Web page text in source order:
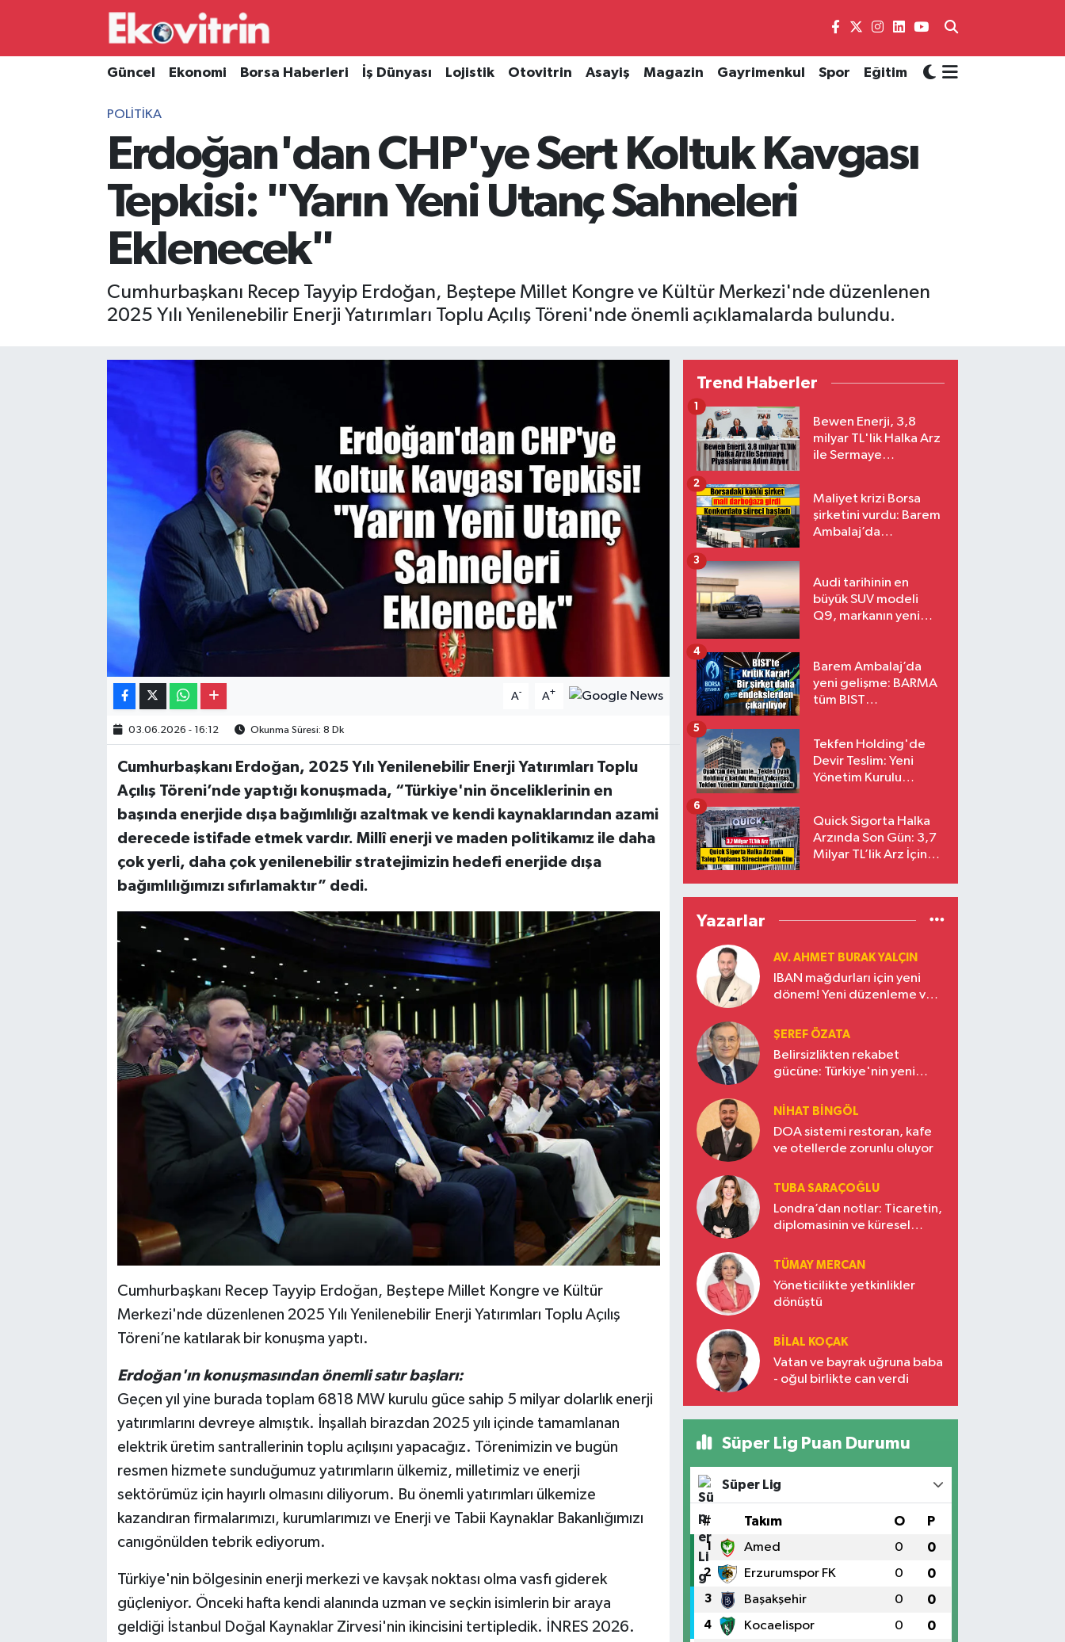
Güncel Ekonomi Borsa Haberleri İş Dünyası Lojistik Otovitrin Asayiş Magazin Gayrimenkul Spor Eğitim
POLITIKA
Erdoğan'dan CHP'ye Sert Koltuk Kavgası
Tepkisi: "Yarın Yeni Utanç Sahneleri
Eklenecek"
Cumhurbaşkanı Recep Tayyip Erdoğan, Beştepe Millet Kongre ve Kültür Merkezi'nde düzenlenen
2025 Yılı Yenilenebilir Enerji Yatırımları Toplu Açılış Töreni'nde önemli açıklamalarda bulundu.
A- A+
03.06.2026 - 16:12 Okunma Süresi: 8 Dk
Cumhurbaşkanı Erdoğan, 2025 Yılı Yenilenebilir Enerji Yatırımları Toplu
Açılış Töreni’nde yaptığı konuşmada, “Türkiye'nin önceliklerinin en
başında enerjide dışa bağımlılığı azaltmak ve kendi kaynaklarından azami
derecede istifade etmek vardır. Millî enerji ve maden politikamız ile daha
çok yerli, daha çok yenilenebilir stratejimizin hedefi enerjide dışa
bağımlılığımızı sıfırlamaktır” dedi.
Cumhurbaşkanı Recep Tayyip Erdoğan, Beştepe Millet Kongre ve Kültür
Merkezi'nde düzenlenen 2025 Yılı Yenilenebilir Enerji Yatırımları Toplu Açılış
Töreni’ne katılarak bir konuşma yaptı.
Erdoğan'ın konuşmasından önemli satır başları:
Geçen yıl yine burada toplam 6818 MW kurulu güce sahip 5 milyar dolarlık enerji
yatırımlarını devreye almıştık. İnşallah birazdan 2025 yılı içinde tamamlanan
elektrik üretim santrallerinin toplu açılışını yapacağız. Törenimizin ve bugün
resmen hizmete sunduğumuz yatırımların ülkemiz, milletimiz ve enerji
sektörümüz için hayırlı olmasını diliyorum. Bu önemli yatırımları ülkemize
kazandıran firmalarımızı, kurumlarımızı ve Enerji ve Tabii Kaynaklar Bakanlığımızı
canıgönülden tebrik ediyorum.
Türkiye'nin bölgesinin enerji merkezi ve kavşak noktası olma vasfı giderek
güçleniyor. Önceki hafta kendi alanında uzman ve seçkin isimlerin bir araya
geldiği İstanbul Doğal Kaynaklar Zirvesi'nin ikincisini tertipledik. İNRES 2026.
Trend Haberler
Bewen Enerji, 3,8
milyar TL'lik Halka Arz
ile Sermaye
1
Maliyet krizi Borsa
şirketini vurdu: Barem
Ambalaj’da
2
Audi tarihinin en
büyük SUV modeli
Q9, markanın yeni
3
Barem Ambalaj’da
yeni gelişme: BARMA
tüm BIST
4
Tekfen Holding'de
Devir Teslim: Yeni
Yönetim Kurulu
5
Quick Sigorta Halka
Arzında Son Gün: 3,7
Milyar TL’lik Arz İçin
Eriyor
6
Yazarlar
AV. AHMET BURAK YALÇIN
IBAN mağdurları için yeni
dönem! Yeni düzenleme ve
ŞEREF ÖZATA
Belirsizlikten rekabet
gücüne: Türkiye'nin yeni
NIHAT BINGÖL
DOA sistemi restoran, kafe
ve otellerde zorunlu oluyor
TUBA SARAÇOĞLU
Londra’dan notlar: Ticaretin,
diplomasinin ve küresel
Türkiye’nin yükselen gücü
TÜMAY MERCAN
Yöneticilikte yetkinlikler
dönüştü
BILAL KOÇAK
Vatan ve bayrak uğruna baba
- oğul birlikte can verdi
Süper Lig Puan Durumu
Süper Lig
# Takım O P
1 Amed 0 0
2 Erzurumspor FK 0 0
3 Başakşehir 0 0
4 Kocaelispor 0 0
Güncel
Borsa Haberleri
İş Dünyası
Hava Durumu
Süper Lig Puan Durumu ve Fikstür
Tüm Manşetler
Son Dakika Haberleri
Haber Arşivi